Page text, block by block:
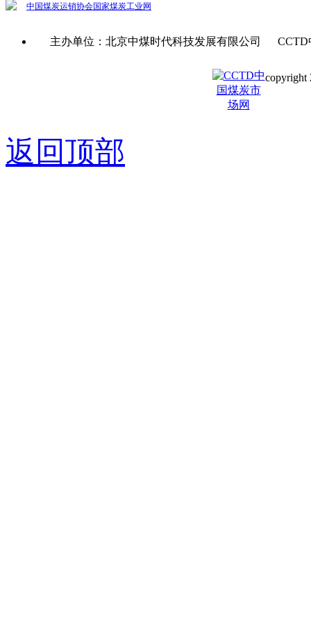
中国煤炭运销协会国家煤炭工业网
主办单位：北京中煤时代科技发展有限公司
copyright
返回顶部